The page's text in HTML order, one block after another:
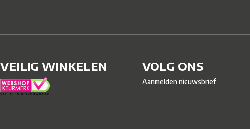
VEILIG WINKELEN VOLG ONS
Aanmelden nieuwsbrief